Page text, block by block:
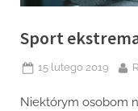
Sport
Posted
15 lutego 2019
Niektórym osobom